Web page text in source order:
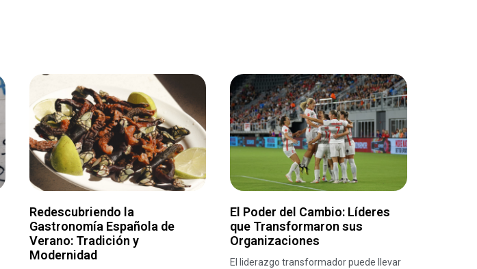
Redescubriendo la
Gastronomía Española de
Verano: Tradición y
Modernidad
El Poder del Cambio: Líderes
que Transformaron sus
Organizaciones
El liderazgo transformador puede llevar